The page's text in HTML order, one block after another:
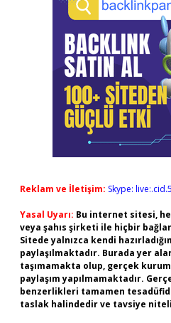
Reklam ve İletişim: Skype:
Yasal Uyarı: Bu internet sitesi,
veya şahıs şirketi ile hiçbir
Sitede yalnızca kendi
paylaşılmaktadır. Burada yer
taşımamakta olup, gerçek
paylaşım yapılmamaktadır.
benzerlikleri tamamen
taslak halindedir ve tavsiye